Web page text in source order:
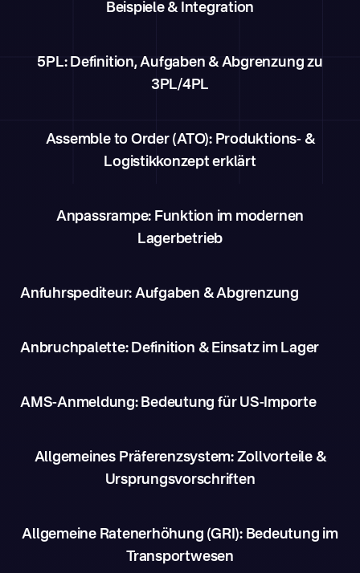
Beispiele & Integration
5PL: Definition, Aufgaben & Abgrenzung zu
3PL/4PL
Assemble to Order (ATO): Produktions- &
Logistikkonzept erklärt
Anpassrampe: Funktion im modernen
Lagerbetrieb
Anfuhrspediteur: Aufgaben & Abgrenzung
Anbruchpalette: Definition & Einsatz im Lager
AMS-Anmeldung: Bedeutung für US-Importe
Allgemeines Präferenzsystem: Zollvorteile &
Ursprungsvorschriften
Allgemeine Ratenerhöhung (GRI): Bedeutung im
Transportwesen